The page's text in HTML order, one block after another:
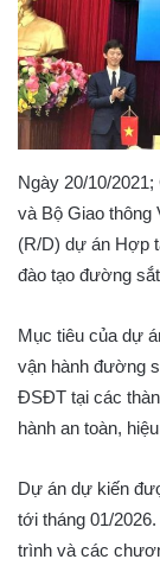
Ngày 20/10/
và Bộ Giao thông
(R/D) dự án Hợp
đào tạo đường
Mục tiêu của dự
vận hành đường
ĐSĐT tại các
hành an toàn,
Dự án dự kiến
tới tháng 01/
trình và các